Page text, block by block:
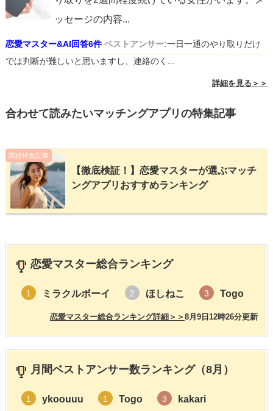
ッセージの内容...
恋愛マスター&AI回答6件 ベストアンサー:一日一通のやり取りだけ
では判断が難しいと思いますし、連絡のく...
詳細を見る＞＞
合わせて読みたいマッチングアプリの特集記事
関連特集記事
【徹底検証！】恋愛マスターが選ぶマッチ
ングアプリおすすめランキング
恋愛マスター総合ランキング
1 ミラクルボーイ 2 ほしねこ 3 Togo
8月9日12時26分更新
恋愛マスター総合ランキング詳細＞＞
月間ベストアンサー数ランキング（8月）
1 ykoouuu 1 Togo 3 kakari